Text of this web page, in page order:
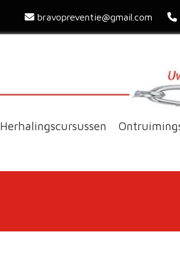
 bravopreventie@gmail.com 
Herhalingscursussen